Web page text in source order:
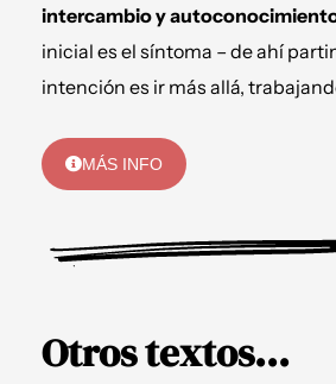
intercambio y
inicial es el síntoma – de ahí
intención es ir más allá,
MÁS INFO
Otros textos...